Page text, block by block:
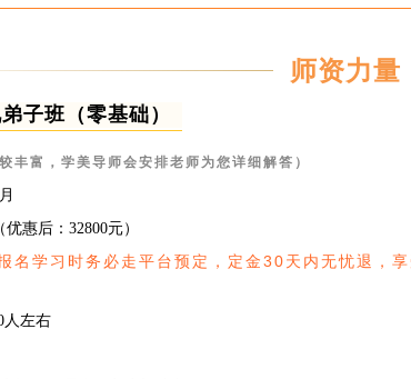
师资力量
子班（零基础）
丰富，学美导师会安排老师为您详细解答）
优惠后：32800元）
名学习时务必走平台预定，定金30天内无忧退，
人左右